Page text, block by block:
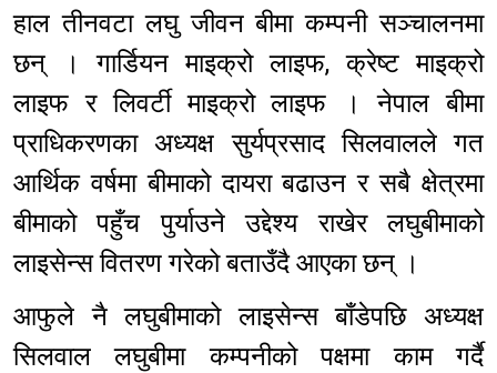
हाल तीनवटा लघु जीवन बीमा कम्पनी सञ्चालनमा
छन् । गार्डियन माइक्रो लाइफ, क्रेष्ट माइक्रो
लाइफ र लिवर्टी माइक्रो लाइफ । नेपाल बीमा
प्राधिकरणका अध्यक्ष सुर्यप्रसाद सिलवालले गत
आर्थिक वर्षमा बीमाको दायरा बढाउन र सबै क्षेत्रमा
बीमाको पहुँच पुर्याउने उद्देश्य राखेर लघुबीमाको
लाइसेन्स वितरण गरेको बताउँदै आएका छन् ।
आफुले नै लघुबीमाको लाइसेन्स बाँडेपछि अध्यक्ष
सिलवाल लघुबीमा कम्पनीको पक्षमा काम गर्दै